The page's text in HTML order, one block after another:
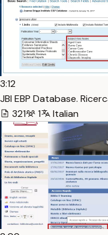
3:12
JBI EBP Database.
321
1 Italian